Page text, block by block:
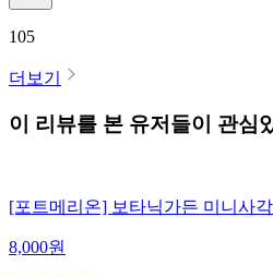
105
더보기
이 리뷰를 본 유저들이 관심
[포트메리온] 보타닉가든 미니사
8,000원